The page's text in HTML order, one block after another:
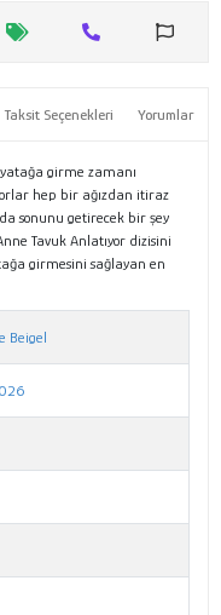
Taksit Seçenekleri Yorumlar
girme zamanı
hep bir ağızdan itiraz
sonunu getirecek bir şey
Tavuk Anlatıyor dizisini
girmesini sağlayan en
Beigel